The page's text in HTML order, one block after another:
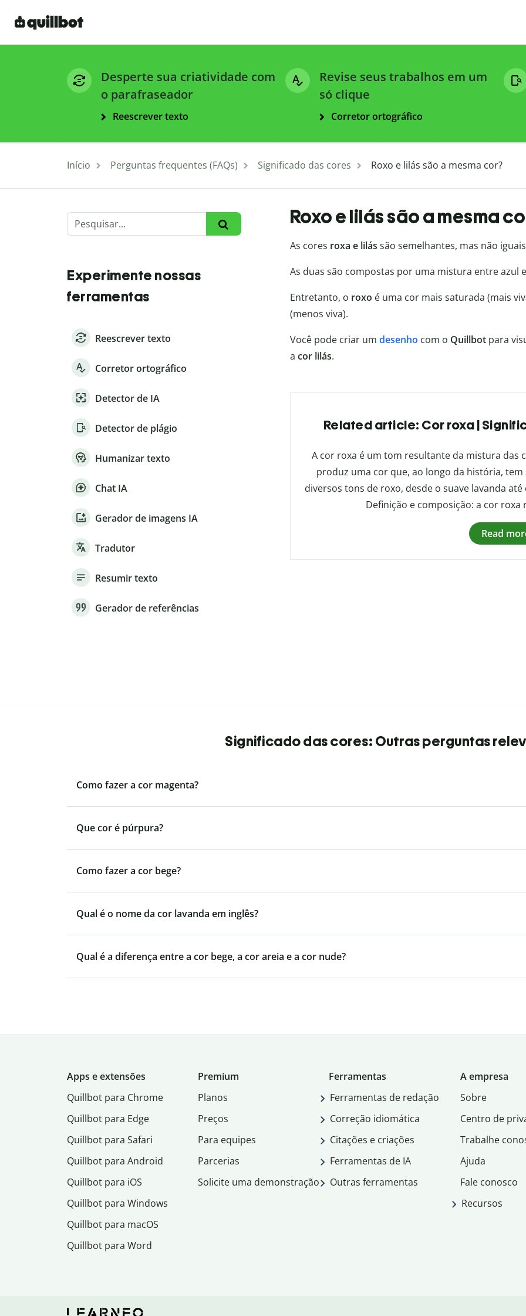
Desperte sua criatividade com
o parafraseador
Reescrever texto
Revise seus trabalhos em um
só clique
Corretor ortográfico
Início Perguntas frequentes (FAQs) Significado das cores Roxo e lilás são a mesma cor?
Experimente nossas
ferramentas
Reescrever texto
Corretor ortográfico
Detector de IA
Detector de plágio
Humanizar texto
Chat IA
Gerador de imagens IA
Tradutor
Resumir texto
Gerador de referências
Roxo e lilás são a mesma
As cores roxa e lilás são semelhantes, mas não
As duas são compostas por uma mistura entre azul
Entretanto, o roxo é uma cor mais saturada (mais
(menos viva).
Você pode criar um desenho com o Quillbotpara
a cor lilás.
Related article: Cor roxa |
A cor roxa é um tom resultante da mistura das
produz uma cor que, ao longo da história,
diversos tons de roxo, desde o suave lavanda
Definição e composição: a cor
Read
Significado das cores: Outras perguntas
Como fazer a cor magenta?
Que cor é púrpura?
Como fazer a cor bege?
Qual é o nome da cor lavanda em inglês?
Qual é a diferença entre a cor bege, a cor areia e a cor nude?
Apps e extensões
Quillbot para Chrome
Quillbot para Edge
Quillbot para Safari
Quillbot para Android
Quillbot para iOS
Quillbot para Windows
Quillbot para macOS
Quillbot para Word
Premium
Planos
Preços
Para equipes
Parcerias
Solicite uma demonstração
Ferramentas
Ferramentas de redação
Correção idiomática
Citações e criações
Ferramentas de IA
Outras ferramentas
A empresa
Sobre
Centro de
Trabalhe
Ajuda
Fale conosco
Recursos